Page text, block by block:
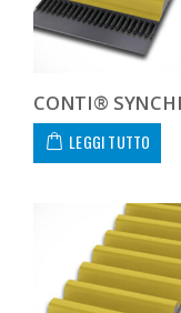
LEGGI TUTTO